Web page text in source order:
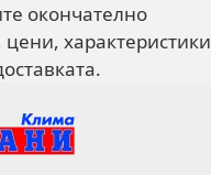
окончателно
характеристики